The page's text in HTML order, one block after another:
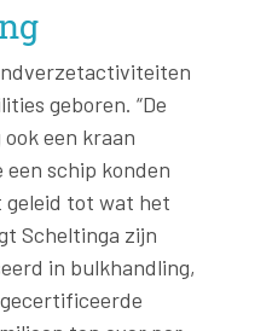
geboren. “De
een kraan
een schip konden
geleid tot wat het
Scheltinga zijn
in bulkhandling,